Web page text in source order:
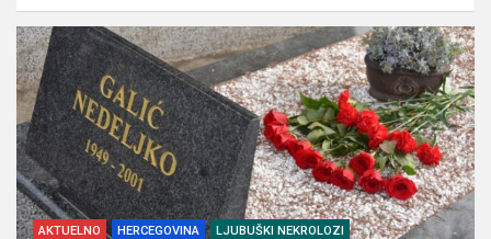
AKTUELNO HERCEGOVINA LJUBUŠKI NEKROLOZI